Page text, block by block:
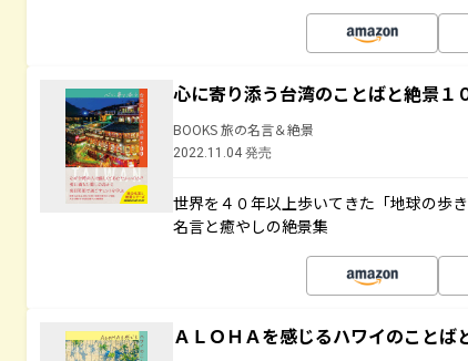
心に寄り添う台湾のことばと絶景１
BOOKS 旅の名言＆絶景
2022.11.04 発売
世界を４０年以上歩いてきた「地球の歩
名言と癒やしの絶景集
ＡＬＯＨＡを感じるハワイのことば